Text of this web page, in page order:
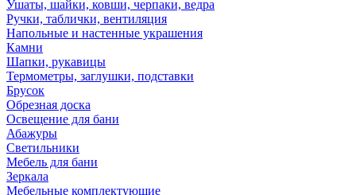
Ушаты, шайки, ковши, черпаки, ведра
Ручки, таблички, вентиляция
Напольные и настенные украшения
Камни
Шапки, рукавицы
Термометры, заглушки, подставки
Брусок
Обрезная доска
Освещение для бани
Абажуры
Светильники
Мебель для бани
Зеркала
Мебельные комплектующие